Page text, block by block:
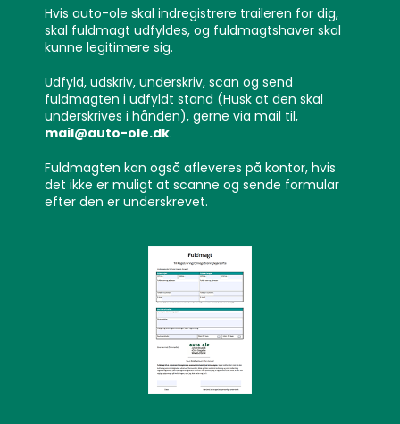
Hvis auto-ole skal indregistrere traileren for dig,
skal fuldmagt udfyldes, og fuldmagtshaver skal
kunne legitimere sig.
Udfyld, udskriv, underskriv, scan og send
fuldmagten i udfyldt stand (Husk at den skal
underskrives i hånden), gerne via mail til,
mail@auto-ole.dk.
Fuldmagten kan også afleveres på kontor, hvis
det ikke er muligt at scanne og sende formular
efter den er underskrevet.